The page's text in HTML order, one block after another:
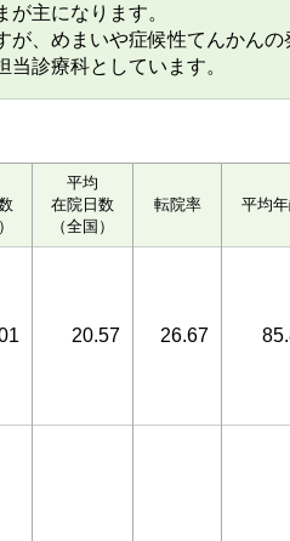
主になります。
、めまいや症候性てんかんの
診療科としています。
平均
在院日数
（全国）
転院率 平均
20.57 26.67